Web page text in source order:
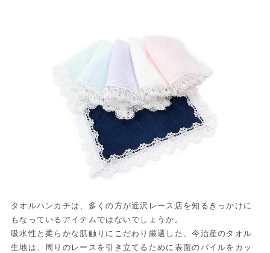
タオルハンカチは、多くの方が近沢レース店を知るきっかけに
もなっているアイテムではないでしょうか。
吸水性と柔らかな肌触りにこだわり厳選した、今治産のタオル
生地は、周りのレースを引き立てるために表面のパイルをカッ